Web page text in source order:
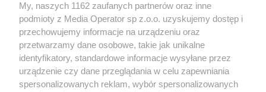
znaku życia. Widzieliście ją?
1 / 2
Wydawca mediów lokalnych
My, naszych 1162 zaufanych partnerów oraz inne
podmioty z Media Operator sp z.o.o. uzyskujemy dostęp i
przechowujemy informacje na urządzeniu oraz
przetwarzamy dane osobowe, takie jak unikalne
identyfikatory, standardowe informacje wysyłane przez
urządzenie czy dane przeglądania w celu zapewniania
spersonalizowanych reklam, wybór spersonalizowanych